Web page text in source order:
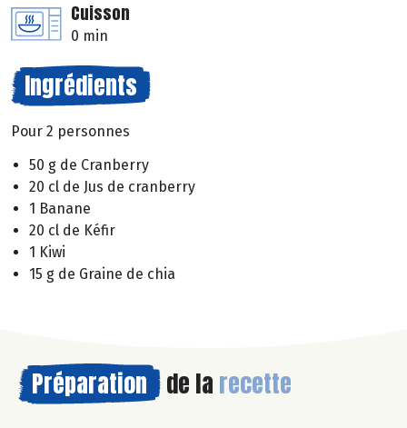
Cuisson
0 min
Ingrédients
Pour 2 personnes
50 g de Cranberry
20 cl de Jus de cranberry
1 Banane
20 cl de Kéfir
1 Kiwi
15 g de Graine de chia
Préparation de la recette